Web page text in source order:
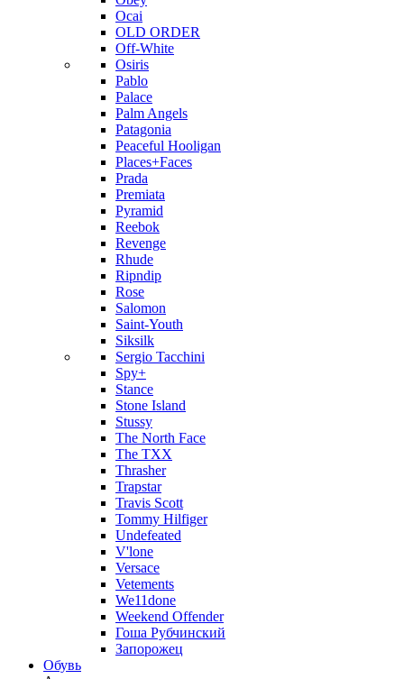
Ocai
OLD ORDER
Off-White
Osiris
Pablo
Palace
Palm Angels
Patagonia
Peaceful Hooligan
Places+Faces
Prada
Premiata
Pyramid
Reebok
Revenge
Rhude
Ripndip
Rose
Salomon
Saint-Youth
Siksilk
Sergio Tacchini
Spy+
Stance
Stone Island
Stussy
The North Face
The TXX
Thrasher
Trapstar
Travis Scott
Tommy Hilfiger
Undefeated
V'lone
Versace
Vetements
We11done
Weekend Offender
Гоша Рубчинский
Запорожец
Обувь